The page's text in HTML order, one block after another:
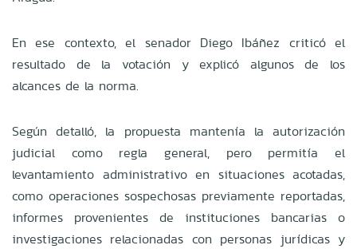
En ese contexto, el senador Diego Ibáñez criticó el
resultado de la votación y explicó algunos de los
alcances de la norma.
Según detalló, la propuesta mantenía la autorización
judicial como regla general, pero permitía el
levantamiento administrativo en situaciones acotadas,
como operaciones sospechosas previamente reportadas,
informes provenientes de instituciones bancarias o
investigaciones relacionadas con personas jurídicas y